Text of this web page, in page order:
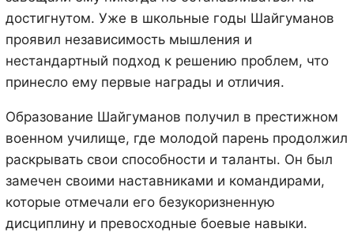
достигнутом. Уже в школьные годы Шайгуманов
проявил независимость мышления и
нестандартный подход к решению проблем, что
принесло ему первые награды и отличия.
Образование Шайгуманов получил в престижном
военном училище, где молодой парень продолжил
раскрывать свои способности и таланты. Он был
замечен своими наставниками и командирами,
которые отмечали его безукоризненную
дисциплину и превосходные боевые навыки.